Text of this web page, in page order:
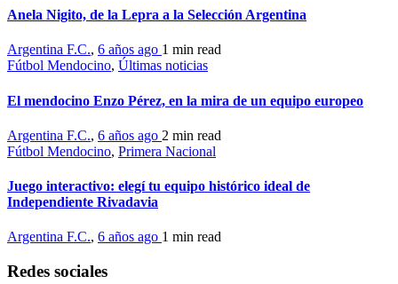
Anela Nigito, de la Lepra a la Selección Argentina
Argentina F.C., 6 años ago 1 min read
Fútbol Mendocino, Últimas noticias
El mendocino Enzo Pérez, en la mira de un equipo europeo
Argentina F.C., 6 años ago 2 min read
Fútbol Mendocino, Primera Nacional
Juego interactivo: elegí tu equipo histórico ideal de
Independiente Rivadavia
Argentina F.C., 6 años ago 1 min read
Redes sociales